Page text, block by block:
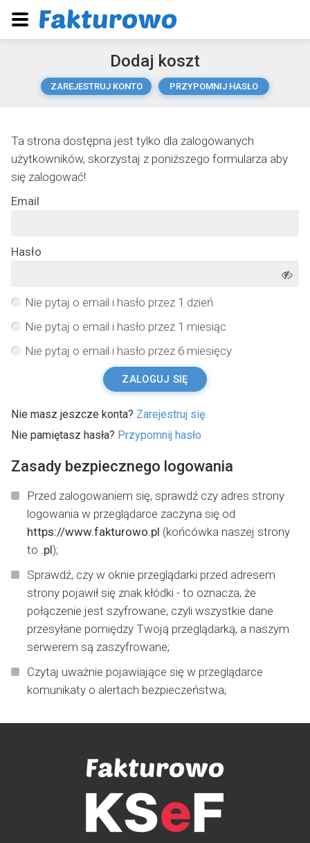
Dodaj koszt
ZAREJESTRUJ KONTO PRZYPOMNIJ HASŁO
Ta strona dostępna jest tylko dla zalogowanych
użytkowników, skorzystaj z poniższego formularza aby
się zalogować!
Email
Hasło
Nie pytaj o email i hasło przez 1 dzień
Nie pytaj o email i hasło przez 1 miesiąc
Nie pytaj o email i hasło przez 6 miesięcy
ZALOGUJ SIĘ
Nie masz jeszcze konta? Zarejestruj się
Nie pamiętasz hasła? Przypomnij hasło
Zasady bezpiecznego logowania
Przed zalogowaniem się, sprawdź czy adres strony
logowania w przeglądarce zaczyna się od
https://www.fakturowo.pl (końcówka naszej strony
to .pl);
Sprawdź, czy w oknie przeglądarki przed adresem
strony pojawił się znak kłódki - to oznacza, że
połączenie jest szyfrowane, czyli wszystkie dane
przesyłane pomiędzy Twoją przeglądarką, a naszym
serwerem są zaszyfrowane;
Czytaj uważnie pojawiające się w przeglądarce
komunikaty o alertach bezpieczeństwa;